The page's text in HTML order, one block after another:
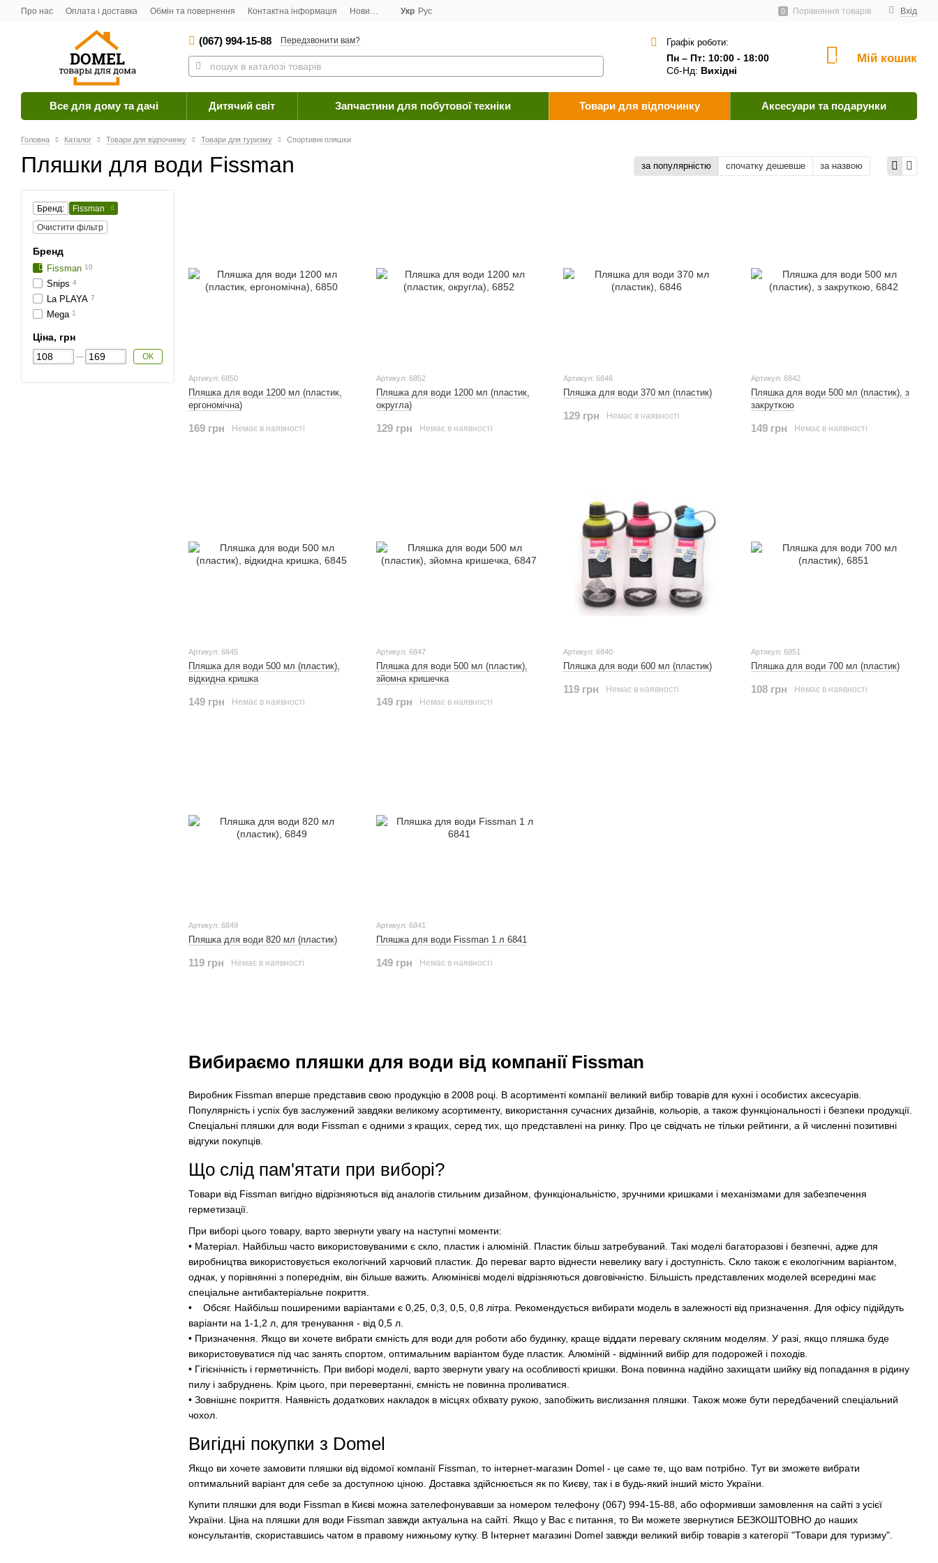
Про нас Оплата і доставка Обмін та повернення Контактна інформація Новини Договір публічної оферти Як оплатити? Вхід
0 Порівняння товарів
Укр Рус
(067) 994-15-88 Передзвонити вам? Графік роботи:
Пн – Пт: 10:00 - 18:00
Сб-Нд: Вихідні
0 Мій кошик
Все для дому та дачі Дитячий світ Запчастини для побутової техніки Товари для відпочинку Аксесуари та подарунки
Головна Каталог Товари для відпочинку Товари для туризму Спортивні пляшки
Пляшки для води Fissman
Вибираємо пляшки для води від компанії Fissman
Виробник Fissman вперше представив свою продукцію в 2008 році. В асортименті компанії великий вибір товарів для кухні і особистих аксесуарів.
Популярність і успіх був заслужений завдяки великому асортименту, використання сучасних дизайнів, кольорів, а також функціональності і безпеки продукції.
Спеціальні пляшки для води Fissman є одними з кращих, серед тих, що представлені на ринку. Про це свідчать не тільки рейтинги, а й численні позитивні
відгуки покупців.
Що слід пам'ятати при виборі?
Товари від Fissman вигідно відрізняються від аналогів стильним дизайном, функціональністю, зручними кришками і механізмами для забезпечення
герметизації.
При виборі цього товару, варто звернути увагу на наступні моменти:
• Матеріал. Найбільш часто використовуваними є скло, пластик і алюміній. Пластик більш затребуваний. Такі моделі багаторазові і безпечні, адже для
виробництва використовується екологічний харчовий пластик. До переваг варто віднести невелику вагу і доступність. Скло також є екологічним варіантом,
однак, у порівнянні з попереднім, він більше важить. Алюмінієві моделі відрізняються довговічністю. Більшість представлених моделей всередині має
спеціальне антибактеріальне покриття.
• Обсяг. Найбільш поширеними варіантами є 0,25, 0,3, 0,5, 0,8 літра. Рекомендується вибирати модель в залежності від призначення. Для офісу підійдуть
варіанти на 1-1,2 л, для тренування - від 0,5 л.
• Призначення. Якщо ви хочете вибрати ємність для води для роботи або будинку, краще віддати перевагу скляним моделям. У разі, якщо пляшка буде
використовуватися під час занять спортом, оптимальним варіантом буде пластик. Алюміній - відмінний вибір для подорожей і походів.
• Гігієнічність і герметичність. При виборі моделі, варто звернути увагу на особливості кришки. Вона повинна надійно захищати шийку від попадання в рідину
пилу і забруднень. Крім цього, при перевертанні, ємність не повинна проливатися.
• Зовнішнє покриття. Наявність додаткових накладок в місцях обхвату рукою, запобіжить вислизання пляшки. Також може бути передбачений спеціальний
чохол.
Вигідні покупки з Domel
Якщо ви хочете замовити пляшки від відомої компанії Fissman, то інтернет-магазин Domel - це саме те, що вам потрібно. Тут ви зможете вибрати
оптимальний варіант для себе за доступною ціною. Доставка здійснюється як по Києву, так і в будь-який інший місто України.
Купити пляшки для води Fissman в Києві можна зателефонувавши за номером телефону (067) 994-15-88, або оформивши замовлення на сайті з усієї
України. Ціна на пляшки для води Fissman завжди актуальна на сайті. Якщо у Вас є питання, то Ви можете звернутися БЕЗКОШТОВНО до наших
консультантів, скориставшись чатом в правому нижньому кутку. В Інтернет магазині Domel завжди великий вибір товарів з категорії "Товари для туризму".
за популярністю спочатку дешевше за назвою
Артикул: 6850
Пляшка для води 1200 мл (пластик,
ергономічна)
169 грн Немає в наявності
Артикул: 6852
Пляшка для води 1200 мл (пластик,
округла)
129 грн Немає в наявності
Артикул: 6846
Пляшка для води 370 мл (пластик)
129 грн Немає в наявності
Артикул: 6842
Пляшка для води 500 мл (пластик), з
закруткою
149 грн Немає в наявності
Артикул: 6845
Пляшка для води 500 мл (пластик),
відкидна кришка
149 грн Немає в наявності
Артикул: 6847
Пляшка для води 500 мл (пластик),
зйомна кришечка
149 грн Немає в наявності
Артикул: 6840
Пляшка для води 600 мл (пластик)
119 грн Немає в наявності
Артикул: 6851
Пляшка для води 700 мл (пластик)
108 грн Немає в наявності
Артикул: 6849
Пляшка для води 820 мл (пластик)
119 грн Немає в наявності
Артикул: 6841
Пляшка для води Fissman 1 л 6841
149 грн Немає в наявності
Бренд:
Fissman
Очистити фільтр
Бренд
Fissman 10
Snips 4
La PLAYA 7
Mega 1
Ціна, грн
ОК